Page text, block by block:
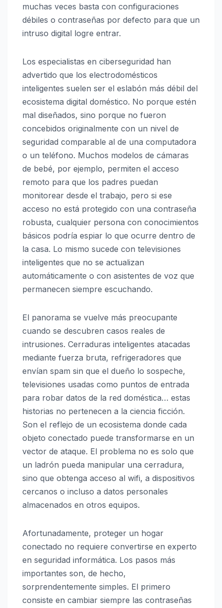
muchas veces basta con configuraciones
débiles o contraseñas por defecto para que un
intruso digital logre entrar.
Los especialistas en ciberseguridad han
advertido que los electrodomésticos
inteligentes suelen ser el eslabón más débil del
ecosistema digital doméstico. No porque estén
mal diseñados, sino porque no fueron
concebidos originalmente con un nivel de
seguridad comparable al de una computadora
o un teléfono. Muchos modelos de cámaras
de bebé, por ejemplo, permiten el acceso
remoto para que los padres puedan
monitorear desde el trabajo, pero si ese
acceso no está protegido con una contraseña
robusta, cualquier persona con conocimientos
básicos podría espiar lo que ocurre dentro de
la casa. Lo mismo sucede con televisiones
inteligentes que no se actualizan
automáticamente o con asistentes de voz que
permanecen siempre escuchando.
El panorama se vuelve más preocupante
cuando se descubren casos reales de
intrusiones. Cerraduras inteligentes atacadas
mediante fuerza bruta, refrigeradores que
envían spam sin que el dueño lo sospeche,
televisiones usadas como puntos de entrada
para robar datos de la red doméstica… estas
historias no pertenecen a la ciencia ficción.
Son el reflejo de un ecosistema donde cada
objeto conectado puede transformarse en un
vector de ataque. El problema no es solo que
un ladrón pueda manipular una cerradura,
sino que obtenga acceso al wifi, a dispositivos
cercanos o incluso a datos personales
almacenados en otros equipos.
Afortunadamente, proteger un hogar
conectado no requiere convertirse en experto
en seguridad informática. Los pasos más
importantes son, de hecho,
sorprendentemente simples. El primero
consiste en cambiar siempre las contraseñas